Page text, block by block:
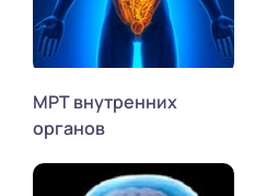
МРТ внутренних
органов